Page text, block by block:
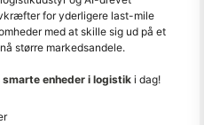
for yderligere last-mile
med at skille sig ud på et
større markedsandele.
smarte enheder i logistik i dag!